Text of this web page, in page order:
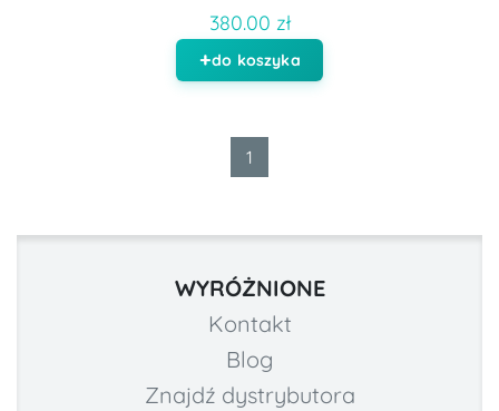
380.00 zł
do koszyka
1
WYRÓŻNIONE
Kontakt
Blog
Znajdź dystrybutora